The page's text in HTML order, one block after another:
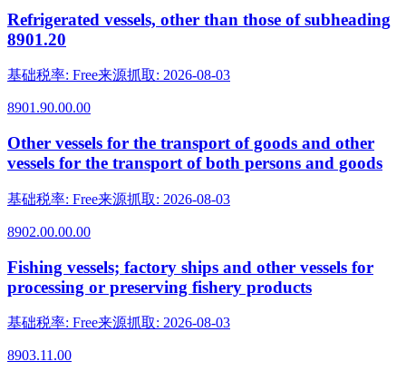
Refrigerated vessels, other than those of subheading
8901.20
基础税率: Free来源抓取: 2026-08-03
8901.90.00.00
Other vessels for the transport of goods and other
vessels for the transport of both persons and goods
基础税率: Free来源抓取: 2026-08-03
8902.00.00.00
Fishing vessels; factory ships and other vessels for
processing or preserving fishery products
基础税率: Free来源抓取: 2026-08-03
8903.11.00